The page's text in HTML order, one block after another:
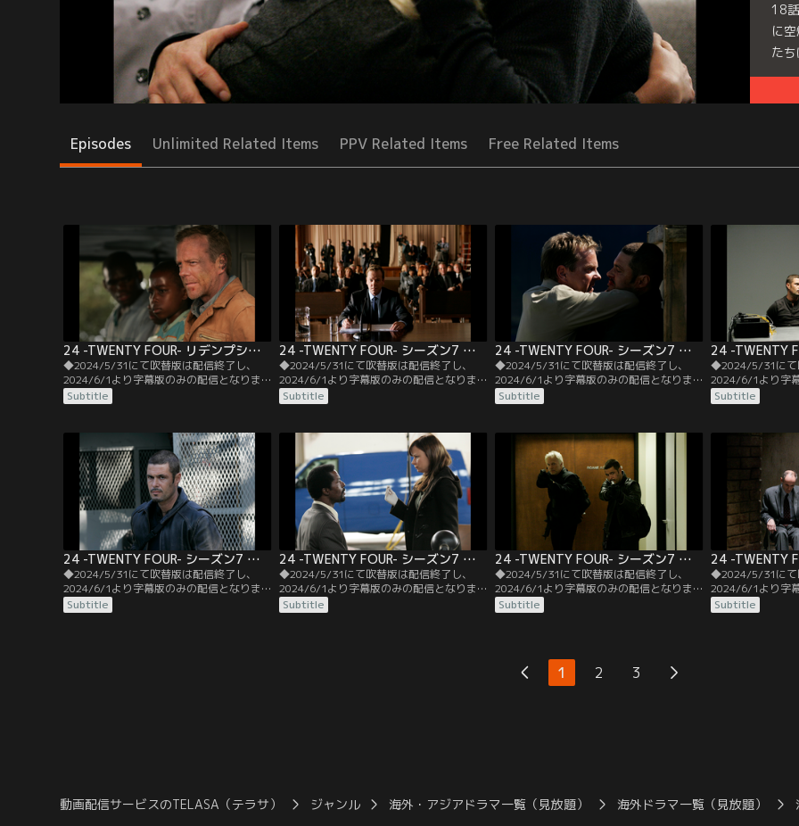
18
に
た
Episodes Unlimited Related Items PPV Related Items Free Related Items
24 -TWENTY FOUR- リデンプション／字幕
◆2024/5/31にて吹替版は配信終了し、
2024/6/1より字幕版のみの配信となりま
す。予めご了承ください。◆字幕／リデン
プション／ジャック・バウアー復活！シー
ストーリー！アフリカ、サンガラ、15時。
ジャックは孤児達のための学校を運営して
いるベントンの元に身を寄せていた。
Subtitle
24 -TWENTY FOUR- シーズン7 第01話／字幕
◆2024/5/31にて吹替版は配信終了し、
2024/6/1より字幕版のみの配信となりま
す。予めご了承ください。◆字幕／第01話
8：00 A.M.-9：00 A.M.／アメリカ初の女性
で、ジャックはCTU時代の行き過ぎた捜査
について公聴会で厳しい追及を受けてい
た。
Subtitle
24 -TWENTY FOUR- シーズン7 第02話／字幕
◆2024/5/31にて吹替版は配信終了し、
2024/6/1より字幕版のみの配信となりま
す。予めご了承ください。◆字幕／第02話
9：00 A.M.-10：00 A.M.／トニーたち一味
装いJFK空港着の民間機2機を誘導。前例の
ない事態に対処法が見つけられずにいるFBI
に対しジャックは…。
Subtitle
◆2024/5/31にて
2024/6/1より字
す。予めご了承
10：00 A.M.-11
領に、NSAのウ
ある事を報告。
Subtitle
24 -TWENTY FOUR- シーズン7 第05話／字幕
◆2024/5/31にて吹替版は配信終了し、
2024/6/1より字幕版のみの配信となりま
す。予めご了承ください。◆字幕／第05話
12：00 P.M.-1：00 P.M.／FBIからテロリス
Subtitle
24 -TWENTY FOUR- シーズン7 第06話／字幕
◆2024/5/31にて吹替版は配信終了し、
2024/6/1より字幕版のみの配信となりま
す。予めご了承ください。◆字幕／第06話
1：00 P.M.-2：00 P.M.／ジャックがうまく
Subtitle
24 -TWENTY FOUR- シーズン7 第07話／字幕
◆2024/5/31にて吹替版は配信終了し、
2024/6/1より字幕版のみの配信となりま
す。予めご了承ください。◆字幕／第07話
2：00 P.M.-3：00 P.M.／FBIでは、ジャニ
次の標的を分析途中、オハイオ州キドロン
郊外の化学工場に異変があることに気づ
Subtitle
◆2024/5/31にて
2024/6/1より字
す。予めご了承
3：00 P.M.-4：
Subtitle
1 2 3
動画配信サービスのTELASA（テラサ） ジャンル 海外・アジアドラマ一覧（見放題） 海外ドラマ一覧（見放題）